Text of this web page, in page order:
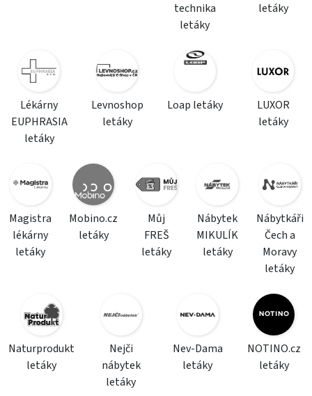
technika
letáky
letáky
Lékárny
EUPHRASIA
letáky
Levnoshop
letáky
Loap letáky
LUXOR
letáky
Magistra
lékárny
letáky
Mobino.cz
letáky
Můj
FREŠ
letáky
Nábytek
MIKULÍK
letáky
Nábytkáři
Čech a
Moravy
letáky
Naturprodukt
letáky
Nejči
nábytek
letáky
Nev-Dama
letáky
NOTINO.cz
letáky